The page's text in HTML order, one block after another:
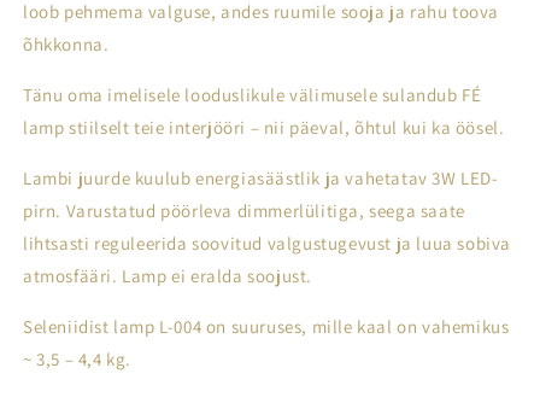
loob pehmema valguse, andes ruumile sooja ja rahu toova
õhkkonna.
Tänu oma imelisele looduslikule välimusele sulandub FÉ
lamp stiilselt teie interjööri – nii päeval, õhtul kui ka öösel.
Lambi juurde kuulub energiasäästlik ja vahetatav 3W LED-
pirn. Varustatud pöörleva dimmerlülitiga, seega saate
lihtsasti reguleerida soovitud valgustugevust ja luua sobiva
atmosfääri. Lamp ei eralda soojust.
Seleniidist lamp L-004 on suuruses, mille kaal on vahemikus
~ 3,5 – 4,4 kg.